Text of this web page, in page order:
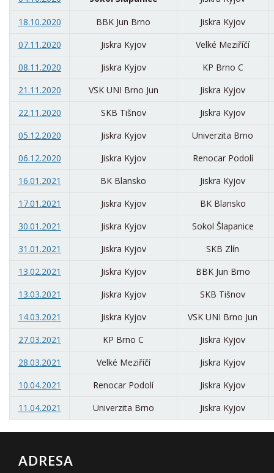
18.10.2020
BBK Jun Brno
Jiskra Kyjov
07.11.2020
Jiskra Kyjov
Velké Meziříčí
08.11.2020
Jiskra Kyjov
KP Brno C
21.11.2020
VSK UNI Brno Jun
Jiskra Kyjov
22.11.2020
SKB Tišnov
Jiskra Kyjov
05.12.2020
Jiskra Kyjov
Univerzita Brno
06.12.2020
Jiskra Kyjov
Renocar Podolí
16.01.2021
BK Blansko
Jiskra Kyjov
17.01.2021
Jiskra Kyjov
BK Blansko
30.01.2021
Jiskra Kyjov
Sokol Šlapanice
31.01.2021
Jiskra Kyjov
SKB Zlín
13.02.2021
Jiskra Kyjov
BBK Jun Brno
13.03.2021
Jiskra Kyjov
SKB Tišnov
14.03.2021
Jiskra Kyjov
VSK UNI Brno Jun
27.03.2021
KP Brno C
Jiskra Kyjov
28.03.2021
Velké Meziříčí
Jiskra Kyjov
10.04.2021
Renocar Podolí
Jiskra Kyjov
11.04.2021
Univerzita Brno Jiskra Kyjov
ADRESA